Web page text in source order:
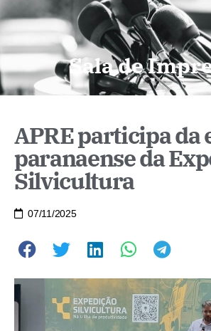
Sala de
APRE participa da
paranaense da
Silvicultura
07/11/2025